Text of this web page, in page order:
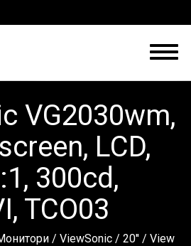
VG2030wm,
LCD,
300cd,
TCO03
/ ViewSonic/ 20''/ View